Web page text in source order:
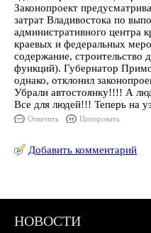
Законопроект
затрат Владивостока по
административного центра
краевых и федеральных
содержание, строительство
функций). Губернатор
однако, отклонил
Убрали автостоянку!!!! А
Все для людей!!! Теперь на
Ответить Цитировать
Добавить комментарий
НОВОСТИ